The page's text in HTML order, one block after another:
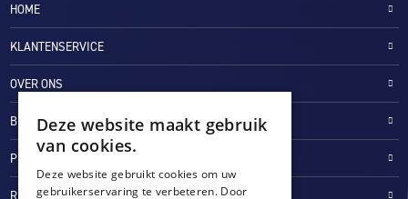
HOME
KLANTENSERVICE
OVER ONS
BLOG
PRIVACYVERKLARING
RETOUR- EN TERUGBETALINGSBELEID
Deze website maakt gebruik
van cookies.
Deze website gebruikt cookies om uw
gebruikerservaring te verbeteren. Door